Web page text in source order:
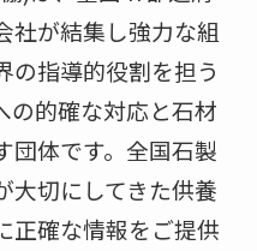
社が結集し強力な組
の指導的役割を担う
の的確な対応と石材
団体です。全国石製
大切にしてきた供養
正確な情報をご提供